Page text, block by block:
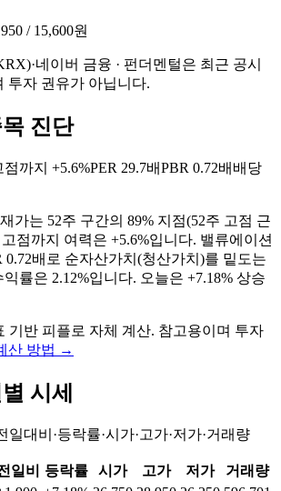
/ 15,600원
네이버 금융 · 펀더멘털은 최근 공시
투자 권유가 아닙니다.
진단
까지 +5.6%PER 29.7배PBR 0.72배 배당
가는 52주 구간의 89% 지점(52주 고점 근
점까지 여력은 +5.6%입니다. 밸류에이션
0.72배로 순자산가치(청산가치)를 밑도는
률은 2.12%입니다. 오늘은 +7.18% 상승
기반 피플로 자체 계산. 참고용이며 투자
산 방법 →
시세
일대비·등락률·시가·고가·저가·거래량
일비 등락률 시가 고가 저가
거래량